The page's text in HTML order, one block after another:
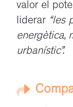
valor el
liderar “les
energètica,
urbanístic”.